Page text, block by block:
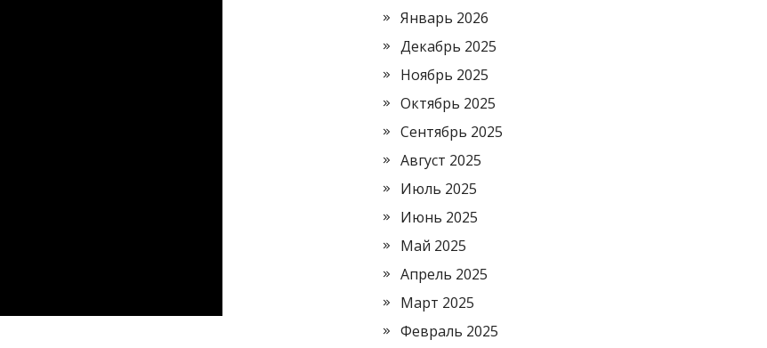
Январь 2026
Декабрь 2025
Ноябрь 2025
Октябрь 2025
Сентябрь 2025
Август 2025
Июль 2025
Июнь 2025
Май 2025
Апрель 2025
Март 2025
Февраль 2025